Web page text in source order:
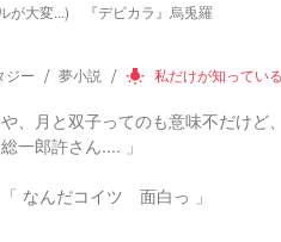
が大変...) 『デビカラ』烏兎羅
ジー 夢小説 wb_incandescent 私だけが知っている
、月と双子ってのも意味不だけど
郎許さん.... 」
なんだコイツ 面白っ 」